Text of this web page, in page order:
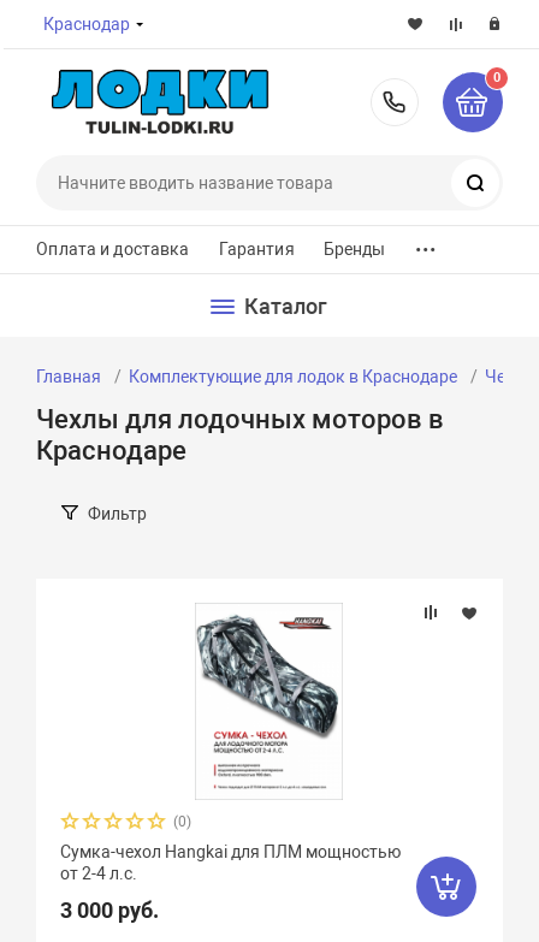
Краснодар
8-800-
0
Оплата и доставка Гарантия Бренды ...
Каталог
Главная Комплектующие для лодок в Краснодаре Чехлы
Чехлы для лодочных моторов в
Краснодаре
Фильтр
(0)
Сумка-чехол Hangkai для ПЛМ мощностью
от 2-4 л.с.
3 000 руб.